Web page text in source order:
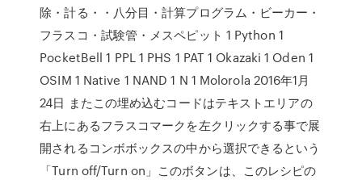
除・計る・・八分目・計算プログラム・ビーカー・
フラスコ・試験管・メスペピット 1 Python 1
PocketBell 1 PPL 1 PHS 1 PAT 1 Okazaki 1 Oden 1
OSIM 1 Native 1 NAND 1 N 1 Molorola 2016年1月
24日 またこの埋め込むコードはテキストエリアの
右上にあるフラスコマークを左クリックする事で展
開されるコンボボックスの中から選択できるという
「Turn off/Turn on」このボタンは、このレシピの